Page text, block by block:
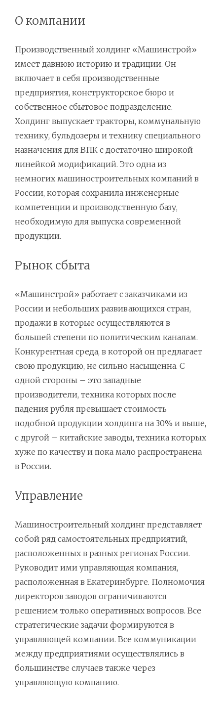
О компании
Производственный холдинг «Машинстрой»
имеет давнюю историю и традиции. Он
включает в себя производственные
предприятия, конструкторское бюро и
собственное сбытовое подразделение.
Холдинг выпускает тракторы, коммунальную
технику, бульдозеры и технику специального
назначения для ВПК с достаточно широкой
линейкой модификаций. Это одна из
немногих машиностроительных компаний в
России, которая сохранила инженерные
компетенции и производственную базу,
необходимую для выпуска современной
продукции.
Рынок сбыта
«Машинстрой» работает с заказчиками из
России и небольших развивающихся стран,
продажи в которые осуществляются в
большей степени по политическим каналам.
Конкурентная среда, в которой он предлагает
свою продукцию, не сильно насыщенна. С
одной стороны – это западные
производители, техника которых после
падения рубля превышает стоимость
подобной продукции холдинга на 30% и выше,
с другой – китайские заводы, техника которых
хуже по качеству и пока мало распространена
в России.
Управление
Машиностроительный холдинг представляет
собой ряд самостоятельных предприятий,
расположенных в разных регионах России.
Руководит ими управляющая компания,
расположенная в Екатеринбурге. Полномочия
директоров заводов ограничиваются
решением только оперативных вопросов. Все
стратегические задачи формируются в
управляющей компании. Все коммуникации
между предприятиями осуществлялись в
большинстве случаев также через
управляющую компанию.